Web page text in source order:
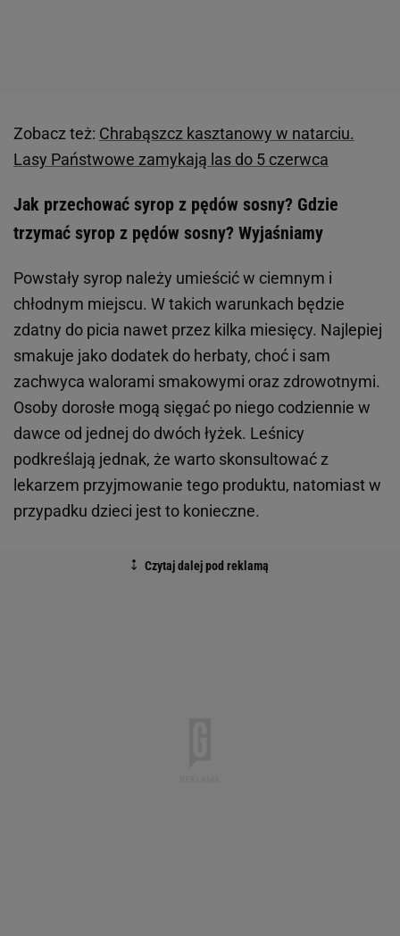
Zobacz też: Chrabąszcz kasztanowy w natarciu.
Lasy Państwowe zamykają las do 5 czerwca
Jak przechować syrop z pędów sosny? Gdzie
trzymać syrop z pędów sosny? Wyjaśniamy
Powstały syrop należy umieścić w ciemnym i
chłodnym miejscu. W takich warunkach będzie
zdatny do picia nawet przez kilka miesięcy. Najlepiej
smakuje jako dodatek do herbaty, choć i sam
zachwyca walorami smakowymi oraz zdrowotnymi.
Osoby dorosłe mogą sięgać po niego codziennie w
dawce od jednej do dwóch łyżek. Leśnicy
podkreślają jednak, że warto skonsultować z
lekarzem przyjmowanie tego produktu, natomiast w
przypadku dzieci jest to konieczne.